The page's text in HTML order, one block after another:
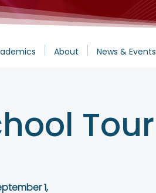
About News & Events
Tour
1,